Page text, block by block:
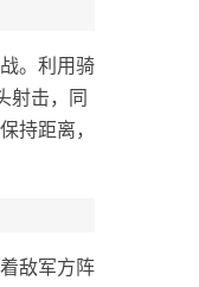
。利用骑
射击，同
持距离，
敌军方阵